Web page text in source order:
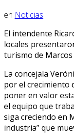
en Noticias
El intendente
locales
turismo de Marcos
La concejala
por el crecimiento
poner en valor
el equipo que
siga creciendo en
industria” que